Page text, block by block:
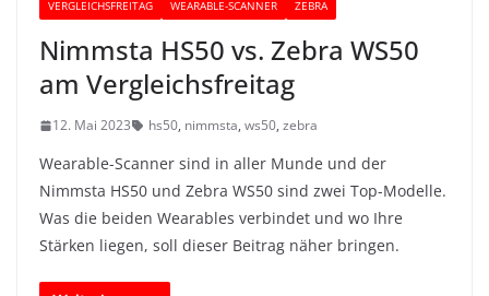
VERGLEICHSFREITAG
WEARABLE-SCANNER ZEBRA
Nimmsta HS50 vs. Zebra WS50
am Vergleichsfreitag
12. Mai 2023 hs50, nimmsta, ws50, zebra
Wearable-Scanner sind in aller Munde und der
Nimmsta HS50 und Zebra WS50 sind zwei Top-Modelle.
Was die beiden Wearables verbindet und wo Ihre
Stärken liegen, soll dieser Beitrag näher bringen.